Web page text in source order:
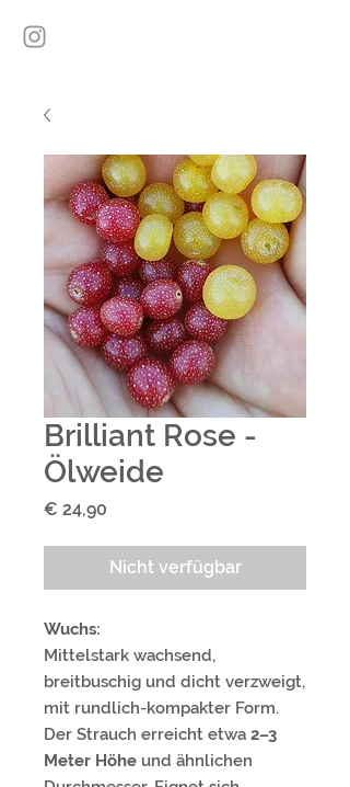
Brilliant Rose -
Ölweide
€ 24,90
Nicht verfügbar
Wuchs:
Mittelstark wachsend,
breitbuschig und dicht verzweigt,
mit rundlich-kompakter Form.
Der Strauch erreicht etwa 2–3
Meter Höhe und ähnlichen